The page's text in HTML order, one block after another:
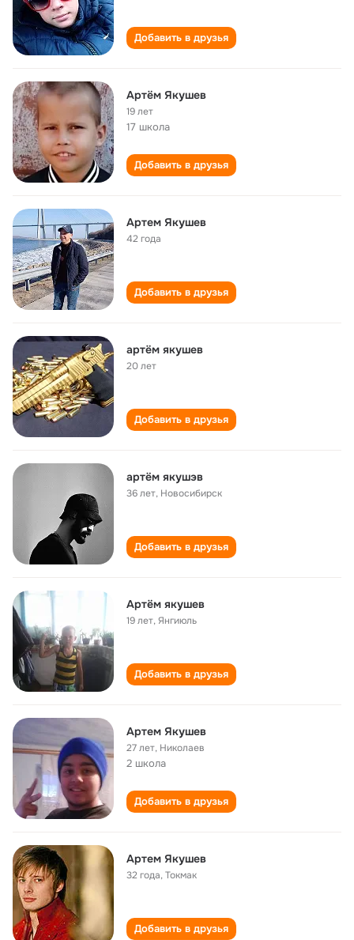
Добавить в друзья
Артём Якушев
19 лет
17 школа
Добавить в друзья
Артем Якушев
42 года
Добавить в друзья
артём якушев
20 лет
Добавить в друзья
артëм якушэв
36 лет, Новосибирск
Добавить в друзья
Артём якушев
19 лет,Янгиюль
Добавить в друзья
Артем Якушев
27 лет, Николаев
2 школа
Добавить в друзья
Артем Якушев
32 года,Токмак
Добавить в друзья